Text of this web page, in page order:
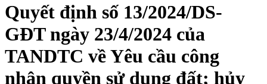
Quyết định số 13/2024/DS-
GĐT ngày 23/4/2024 của
TANDTC về Yêu cầu công
nhận quyền sử dụng đất; hủy